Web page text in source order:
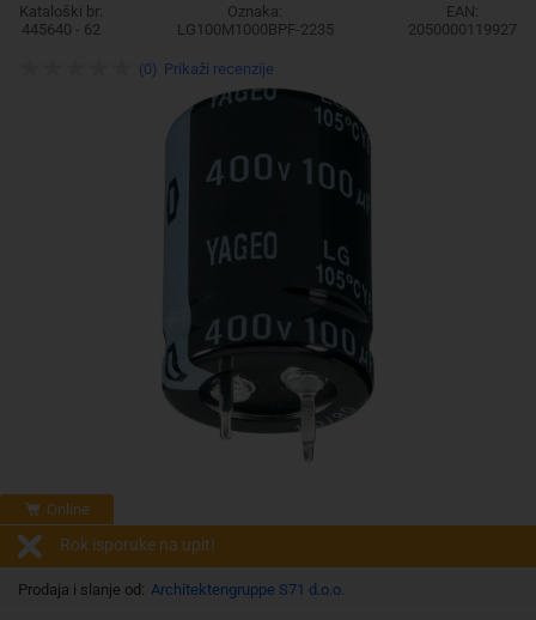
ili
1000F 100 V
Kataloški br:
445640 - 62
Oznaka:
LG100M1000BPF-2235
EAN:
2050000119927
Online
Rok isporuke na upit!
Prodaja i slanje od: Architektengruppe S71 d.o.o.
(0) Prikaži recenzije